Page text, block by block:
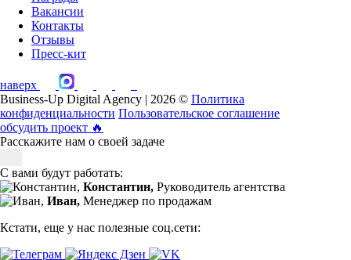
Вакансии
Контакты
Отзывы
Пресс-кит
наверх
Business-Up Digital Agency | 2026 © Политика
конфиденциальности Пользовательское соглашение
обсудить проект 🔥
Расскажите нам о своей задаче
С вами будут работать:
Константин, Руководитель агентства
Иван, Менеджер по продажам
Кстати, еще у нас полезные соц.сети: